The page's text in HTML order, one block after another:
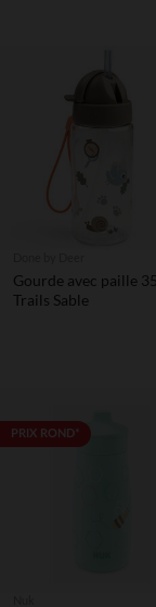
Gourde avec paille
Trails Sable
PRIX ROND*